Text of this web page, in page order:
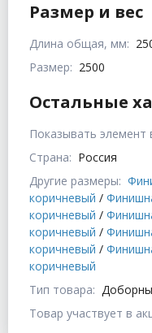
Размер и вес
Длина общая, мм:
Размер: 2500
Остальные
Показывать элемент
Страна: Россия
Другие размеры:
коричневый /
коричневый /
коричневый /
коричневый /
коричневый
Тип товара:
Товар участвует в